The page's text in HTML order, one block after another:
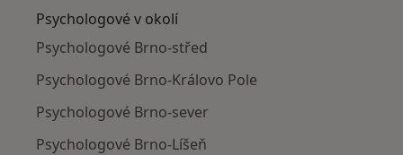
Psychologové v okolí
Psychologové Brno-střed
Psychologové Brno-Královo Pole
Psychologové Brno-sever
Psychologové Brno-Líšeň